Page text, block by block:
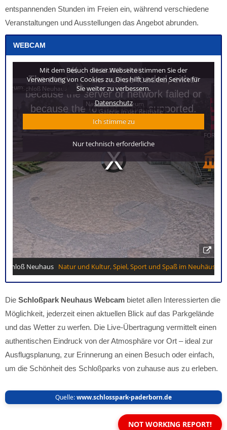
entspannenden Stunden im Freien ein, während verschiedene
Veranstaltungen und Ausstellungen das Angebot abrunden.
WEBCAM
Die Schloßpark Neuhaus Webcam bietet allen Interessierten die
Möglichkeit, jederzeit einen aktuellen Blick auf das Parkgelände
und das Wetter zu werfen. Die Live-Übertragung vermittelt einen
authentischen Eindruck von der Atmosphäre vor Ort – ideal zur
Ausflugsplanung, zur Erinnerung an einen Besuch oder einfach,
um die Schönheit des Schloßparks von zuhause aus zu erleben.
Quelle:www.schlosspark-paderborn.de
NOT WORKING REPORT!